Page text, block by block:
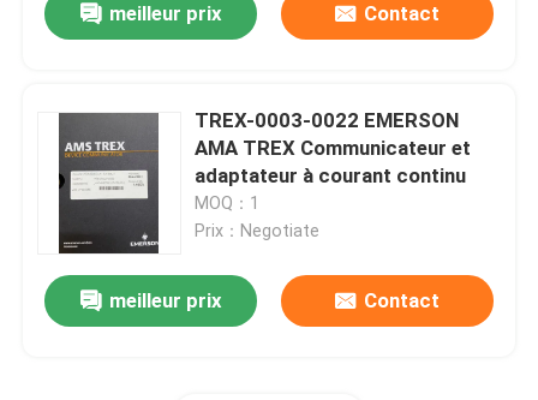
meilleur prix Contact
TREX-0003-0022 EMERSON
AMA TREX Communicateur et
adaptateur à courant continu
MOQ：1
Prix：Negotiate
meilleur prix Contact